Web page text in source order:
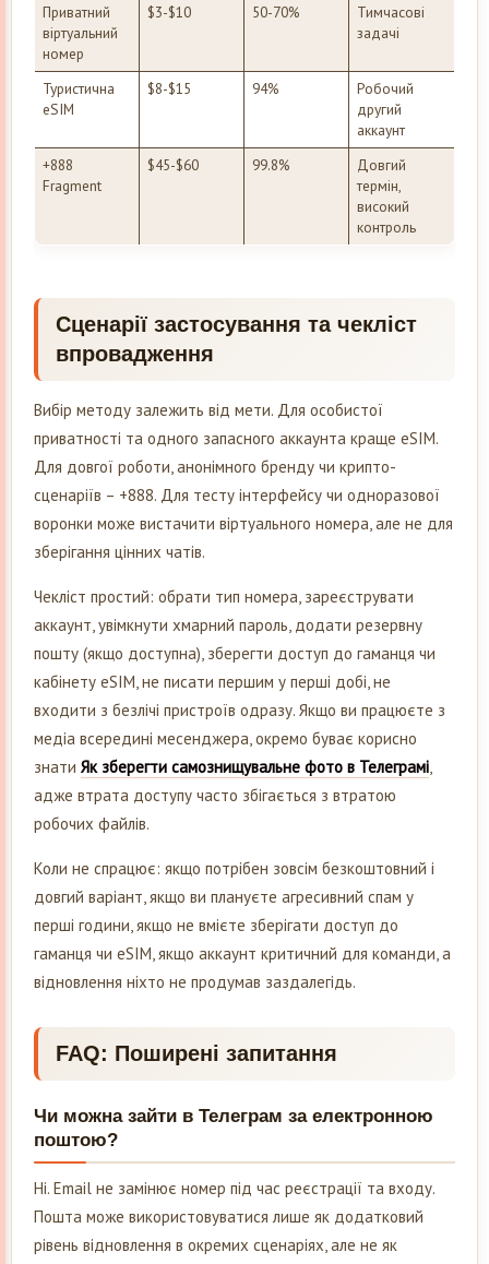
Приватний
віртуальний
номер
$3-$10 50-70%
Тимчасові
задачі
Туристична
eSIM
$8-$15 94%
Робочий
другий
аккаунт
+888
Fragment
$45-$60 99.8%
Довгий
термін,
високий
контроль
Сценарії застосування та чекліст
впровадження
Вибір методу залежить від мети. Для особистої
приватності та одного запасного аккаунта краще eSIM.
Для довгої роботи, анонімного бренду чи крипто-
сценаріїв – +888. Для тесту інтерфейсу чи одноразової
воронки може вистачити віртуального номера, але не для
зберігання цінних чатів.
Чекліст простий: обрати тип номера, зареєструвати
аккаунт, увімкнути хмарний пароль, додати резервну
пошту (якщо доступна), зберегти доступ до гаманця чи
кабінету eSIM, не писати першим у перші добі, не
входити з безлічі пристроїв одразу. Якщо ви працюєте з
медіа всередині месенджера, окремо буває корисно
знати Як зберегти самознищувальне фото в Телеграмі,
адже втрата доступу часто збігається з втратою
робочих файлів.
Коли не спрацює: якщо потрібен зовсім безкоштовний і
довгий варіант, якщо ви плануєте агресивний спам у
перші години, якщо не вмієте зберігати доступ до
гаманця чи eSIM, якщо аккаунт критичний для команди, а
відновлення ніхто не продумав заздалегідь.
FAQ: Поширені запитання
Чи можна зайти в Телеграм за електронною
поштою?
Ні. Email не замінює номер під час реєстрації та входу.
Пошта може використовуватися лише як додатковий
рівень відновлення в окремих сценаріях, але не як